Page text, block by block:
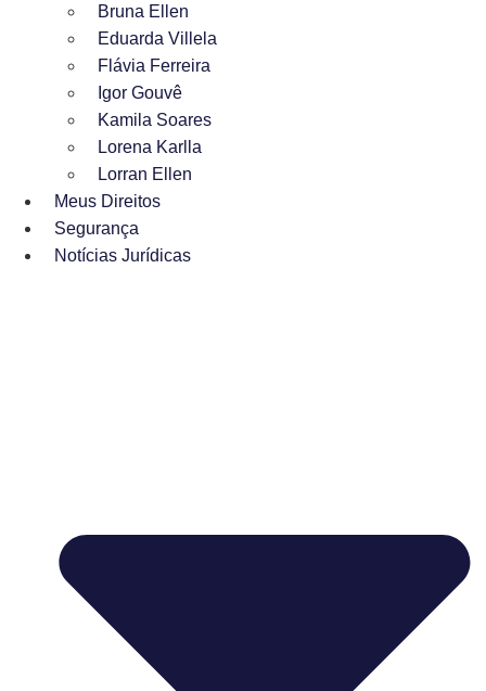
Bruna Ellen
Eduarda Villela
Flávia Ferreira
Igor Gouvê
Kamila Soares
Lorena Karlla
Lorran Ellen
Meus Direitos
Segurança
Notícias Jurídicas